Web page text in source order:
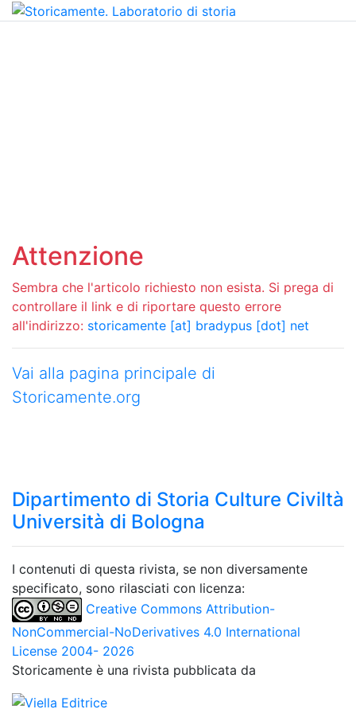
Attenzione
Sembra che l'articolo richiesto non esista. Si prega di
controllare il link e di riportare questo errore
all'indirizzo: storicamente [at] bradypus [dot] net
Vai alla pagina principale di
Storicamente.org
Dipartimento di Storia Culture Civiltà
Università di Bologna
I contenuti di questa rivista, se non diversamente
specificato, sono rilasciati con licenza:
Creative Commons Attribution-
NonCommercial-NoDerivatives 4.0 International
License 2004- 2026
Storicamente è una rivista pubblicata da